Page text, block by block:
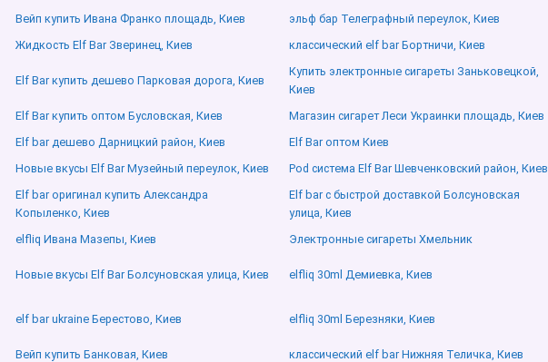
Вейп купить Ивана Франко площадь, Киев эльф бар Телеграфный переулок, Киев
Жидкость Elf Bar Зверинец, Киев
классический elf bar Бортничи, Киев
Elf Bar купить дешево Парковая дорога, Киев
Купить электронные сигареты Заньковецкой,
Киев
Elf Bar купить оптом Бусловская, Киев Магазин сигарет Леси Украинки площадь, Киев
Elf bar дешево Дарницкий район, Киев
Elf Bar оптом Киев
Новые вкусы Elf Bar Музейный переулок, Киев
Pod система Elf Bar Шевченковский район, Киев
Elf bar оригинал купить Александра
Копыленко, Киев
Elf bar с быстрой доставкой Болсуновская
улица, Киев
elfliq Ивана Мазепы, Киев Электронные сигареты Хмельник
Новые вкусы Elf Bar Болсуновская улица, Киев elfliq 30ml Демиевка, Киев
elf bar ukraine Берестово, Киев elfliq 30ml Березняки, Киев
Вейп купить Банковая, Киев
классический elf bar Нижняя Теличка, Киев